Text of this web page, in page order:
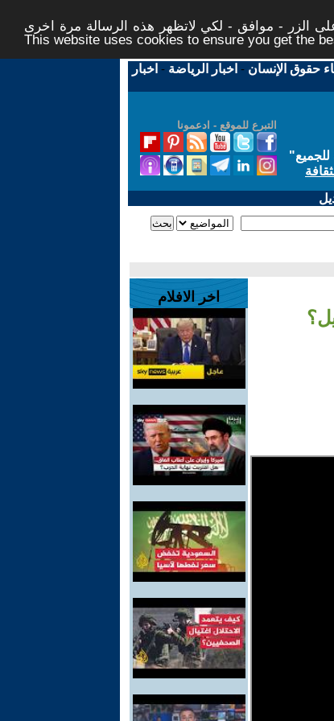
الزر - موافق - لكي لاتظهر هذه الرسالة مرة اخرى -
This website uses cookies to ensure you get the
حقوق الإنسان - اخبار الرياضة - اخبار
التبرع للموقع - ادعمونا
"
اخر الافلام